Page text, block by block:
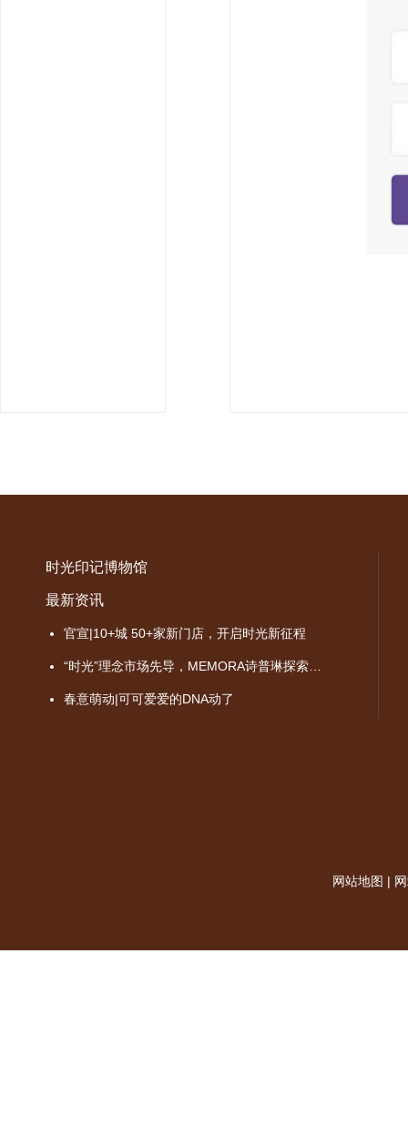
时光印记博物馆
最新资讯
官宣|10+城 50+家新门店，开启时光新征程
春意萌动|可可爱爱的DNA动了
网站地图 |